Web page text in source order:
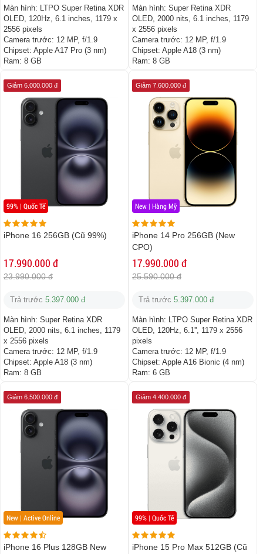
Màn hình: LTPO Super Retina XDR
OLED, 120Hz, 6.1 inches, 1179 x
2556 pixels
Camera trước: 12 MP, f/1.9
Chipset: Apple A17 Pro (3 nm)
Ram: 8 GB
Màn hình: Super Retina XDR
OLED, 2000 nits, 6.1 inches, 1179
x 2556 pixels
Camera trước: 12 MP, f/1.9
Chipset: Apple A18 (3 nm)
Ram: 8 GB
99% | Quốc Tế
Giảm 6.000.000 đ
iPhone 16 256GB (Cũ 99%)
17.990.000 đ
23.990.000 đ
Trả trước 5.397.000 đ
Màn hình: Super Retina XDR
OLED, 2000 nits, 6.1 inches, 1179
x 2556 pixels
Camera trước: 12 MP, f/1.9
Chipset: Apple A18 (3 nm)
Ram: 8 GB
New | Hàng Mỹ
Giảm 7.600.000 đ
iPhone 14 Pro 256GB (New
CPO)
17.990.000 đ
25.590.000 đ
Trả trước 5.397.000 đ
Màn hình: LTPO Super Retina XDR
OLED, 120Hz, 6.1'', 1179 x 2556
pixels
Camera trước: 12 MP, f/1.9
Chipset: Apple A16 Bionic (4 nm)
Ram: 6 GB
New | Active Online
Giảm 6.500.000 đ
iPhone 16 Plus 128GB New
99% | Quốc Tế
Giảm 4.400.000 đ
iPhone 15 Pro Max 512GB (Cũ